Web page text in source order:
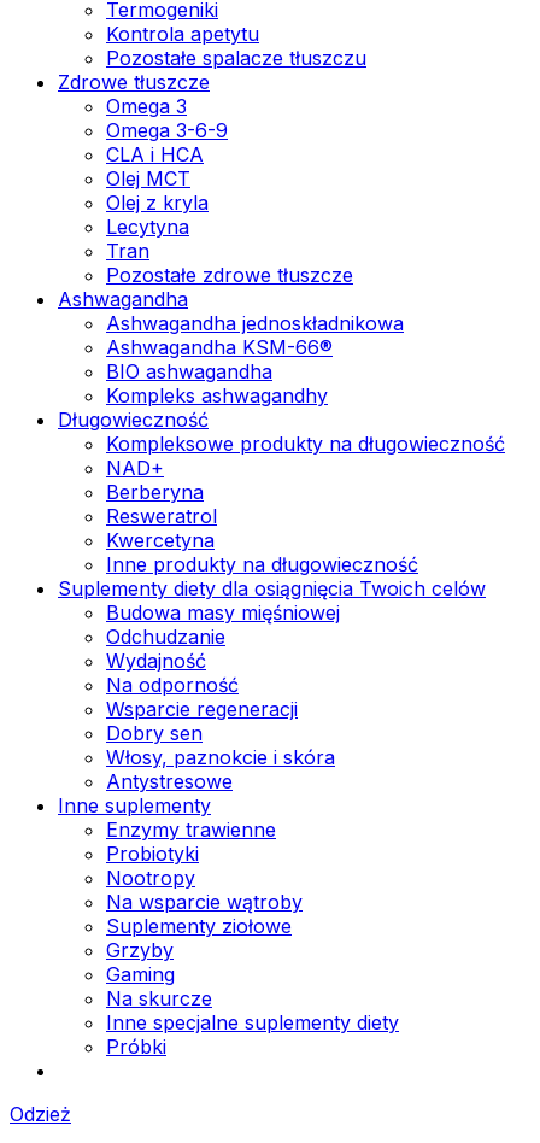
Termogeniki
Kontrola apetytu
Pozostałe spalacze tłuszczu
Zdrowe tłuszcze
Omega 3
Omega 3-6-9
CLA i HCA
Olej MCT
Olej z kryla
Lecytyna
Tran
Pozostałe zdrowe tłuszcze
Ashwagandha
Ashwagandha jednoskładnikowa
Ashwagandha KSM-66®
BIO ashwagandha
Kompleks ashwagandhy
Długowieczność
Kompleksowe produkty na długowieczność
NAD+
Berberyna
Resweratrol
Kwercetyna
Inne produkty na długowieczność
Suplementy diety dla osiągnięcia Twoich celów
Budowa masy mięśniowej
Odchudzanie
Wydajność
Na odporność
Wsparcie regeneracji
Dobry sen
Włosy, paznokcie i skóra
Antystresowe
Inne suplementy
Enzymy trawienne
Probiotyki
Nootropy
Na wsparcie wątroby
Suplementy ziołowe
Grzyby
Gaming
Na skurcze
Inne specjalne suplementy diety
Próbki
Odzież